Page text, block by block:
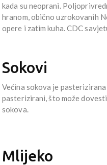
kada su neoprani.
hranom, obično uzrokovanih
opere i zatim kuha. CDC
Sokovi
Većina sokova je
pasterizirani, što može
sokova.
Mlijeko